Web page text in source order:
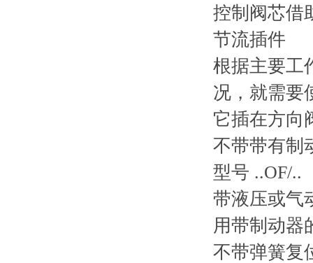
控制阀芯借
节流插件
根据主要工
况，就需要
它插在方向
不带带有制
型号 ..OF/..
带液压或气
用带制动器
不带弹簧复